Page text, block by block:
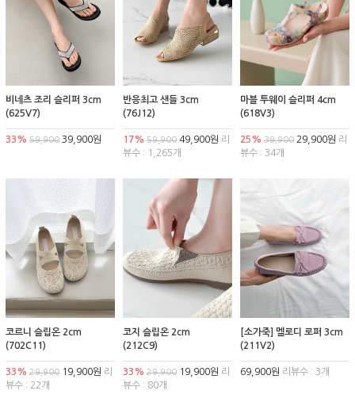
비네츠 조리 슬리퍼 3cm
(625V7)
33% 59,900 39,900원
반응최고 샌들 3cm
(76J12)
17% 59,90049,900원 리
뷰수 : 1,265개
마블 투웨이 슬리퍼 4cm
(618V3)
25% 39,90029,900원 리
뷰수 : 34개
코르니 슬립온 2cm
(702C11)
33% 29,900 19,900원 리
뷰수 : 22개
코지 슬립온 2cm
(212C9)
33% 29,90019,900원 리
뷰수 : 80개
[소가죽] 멜로디 로퍼 3cm
(211V2)
69,900원 리뷰수 : 3개